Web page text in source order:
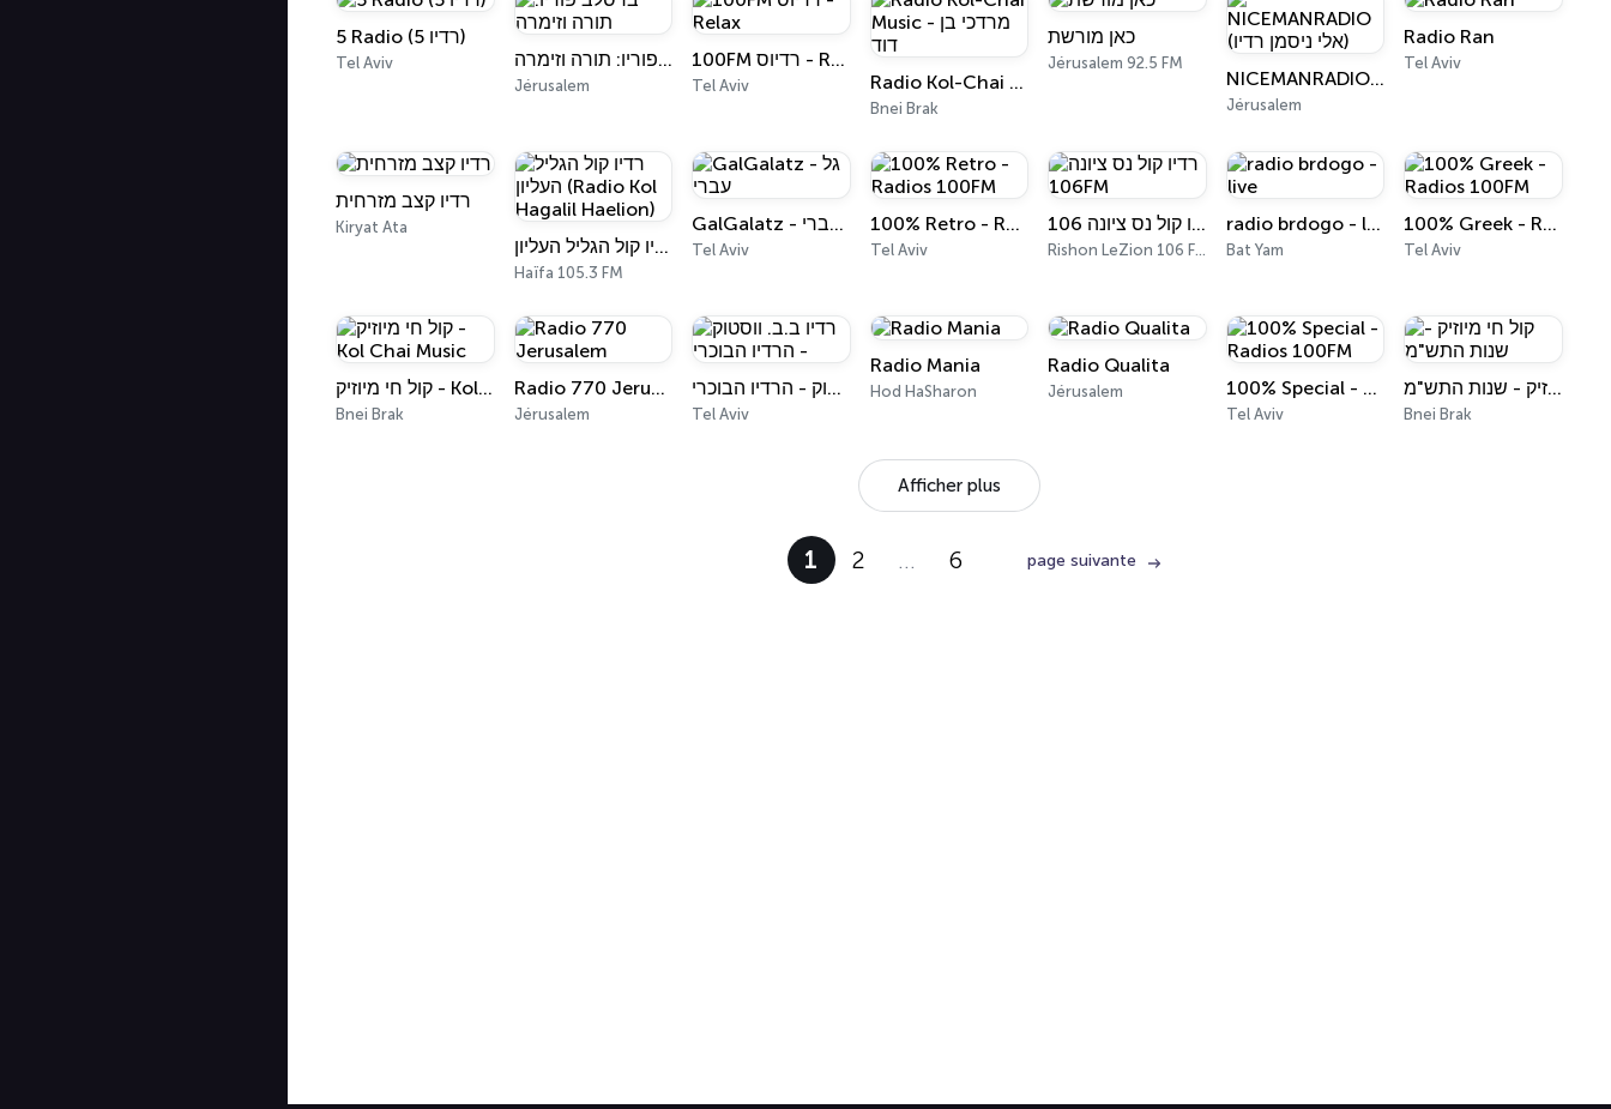
5 Radio (רדיו 5)
Tel Aviv ברסלב פוריו: תורה וזימרה
Jérusalem
100FM רדיוס - Relax
Tel Aviv Radio Kol-Chai Music - מרדכי בן דוד
Bnei Brak
כאן מורשת
Jérusalem 92.5 FM
NICEMANRADIO (אלי ניסמן רדיו)
Jérusalem
Radio Ran
Tel Aviv
רדיו קצב מזרחית
Kiryat Ata
רדיו קול הגליל העליון (Radio Kol Hagalil Haelion)
Haïfa 105.3 FM
GalGalatz - גל עברי
Tel Aviv
100% Retro - Radios 100FM
Tel Aviv
רדיו קול נס ציונה 106FM
Rishon LeZion 106 FM
radio brdogo - live
Bat Yam
100% Greek - Radios 100FM
Tel Aviv
קול חי מיוזיק - Kol Chai Music
Bnei Brak
Radio 770 Jerusalem
Jérusalem
רדיו ב.ב. ווסטוק - הרדיו הבוכרי
Tel Aviv
Radio Mania
Hod HaSharon
Radio Qualita
Jérusalem 100% Special - Radios 100FM
Tel Aviv
קול חי מיוזיק - שנות התש"מ
Bnei Brak
Afficher plus
1 2 … 6 page suivante